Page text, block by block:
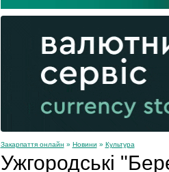
Закарпаття онлайн » Новини » Культура
Ужгородські